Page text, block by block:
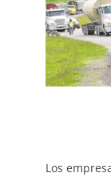
Los